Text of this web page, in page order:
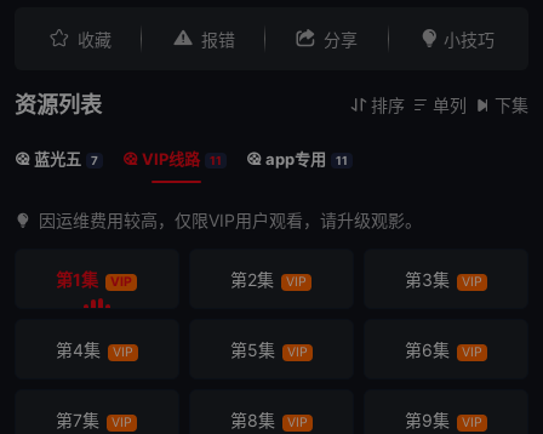
 收藏  报错  分享  小技巧
资源列表  排序  单列  下集
 蓝光五 7  VIP线路 11  app专用 11
因运维费用较高，仅限VIP用户观看，请升级观影。
第1集 VIP 第2集 VIP 第3集 VIP
第4集 VIP 第5集 VIP 第6集 VIP
第7集 VIP 第8集 VIP 第9集 VIP